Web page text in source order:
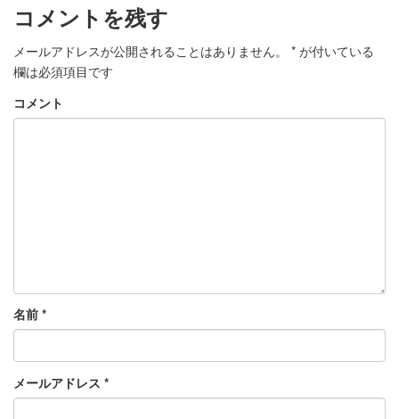
コメントを残す
メールアドレスが公開されることはありません。 * が付いている
欄は必須項目です
コメント
名前 *
メールアドレス *